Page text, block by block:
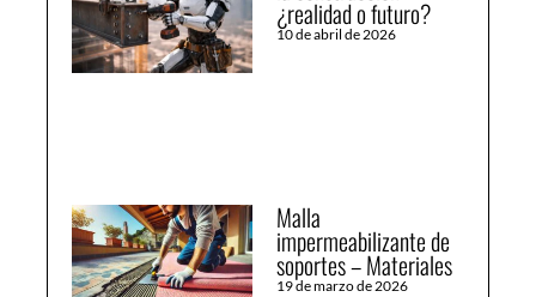
¿realidad o futuro?
10 de abril de 2026
Malla
impermeabilizante de
soportes – Materiales
19 de marzo de 2026